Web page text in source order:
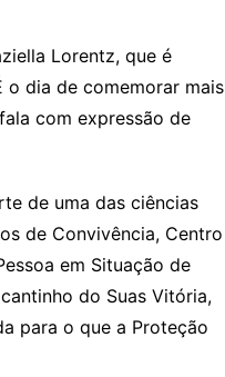
Lorentz, que é
o dia de comemorar mais
com expressão de
de uma das ciências
de Convivência, Centro
em Situação de
do Suas Vitória,
para o que a Proteção